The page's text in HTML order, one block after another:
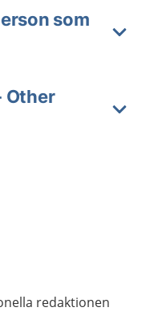
som
Other
redaktionen